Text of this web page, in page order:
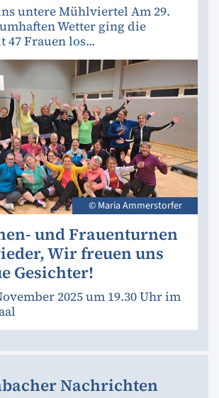
untere Mühlviertel Am 29.
Wetter ging die
47 Frauen los...
© Maria Ammerstorfer
und Frauenturnen
Wir freuen uns
Gesichter!
2025 um 19.30 Uhr im
Nachrichten